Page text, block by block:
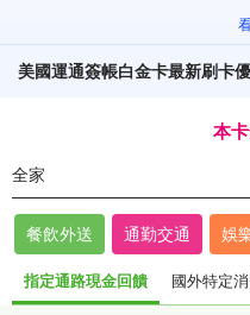
美國運通簽帳白金卡最新刷卡
本
全家
餐飲外送 通勤交通 娛
指定通路現金回饋 國外特定